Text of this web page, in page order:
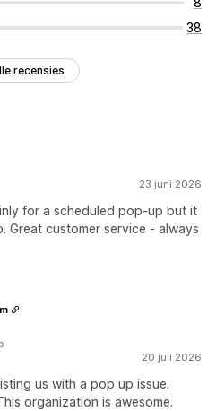
38
recensies
23 juni 2026
for a scheduled pop-up but it
Great customer service - always
20 juli 2026
us with a pop up issue.
organization is awesome.